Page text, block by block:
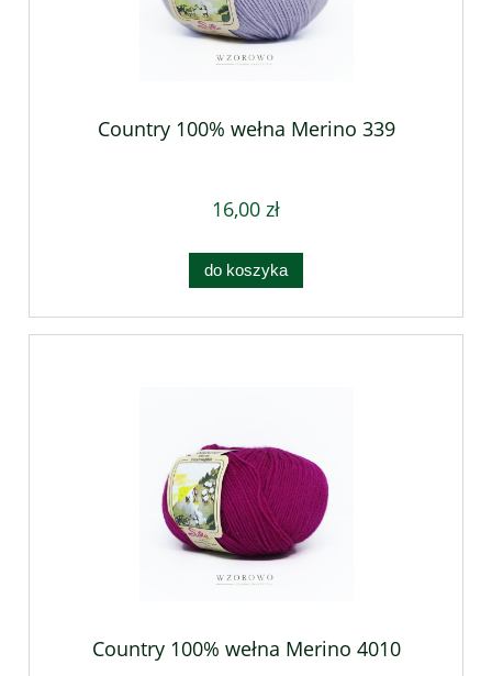
Country 100% wełna Merino 339
16,00 zł
do koszyka
Country 100% wełna Merino 4010